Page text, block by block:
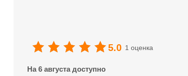
5.0 1 оценка
На 6 августа доступно